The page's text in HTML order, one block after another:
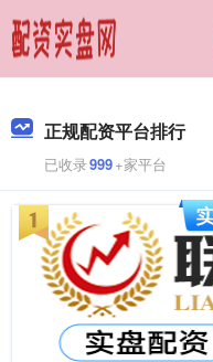
正规配资平台排行
已收录999+家平台